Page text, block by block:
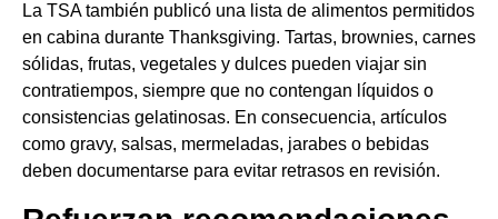
La TSA también publicó una lista de alimentos permitidos
en cabina durante Thanksgiving. Tartas, brownies, carnes
sólidas, frutas, vegetales y dulces pueden viajar sin
contratiempos, siempre que no contengan líquidos o
consistencias gelatinosas. En consecuencia, artículos
como gravy, salsas, mermeladas, jarabes o bebidas
deben documentarse para evitar retrasos en revisión.